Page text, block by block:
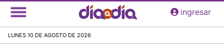
Pasar
al
principal
ingresar
LUNES 10 DE AGOSTO DE 2026